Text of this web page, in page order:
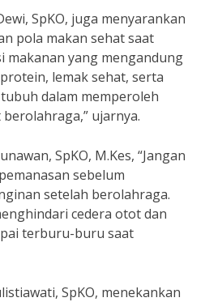
SpKO, juga menyarankan
pola makan sehat saat
makanan yang mengandung
lemak sehat, serta
dalam memperoleh
ujarnya.
SpKO, M.Kes, “Jangan
sebelum
setelah berolahraga.
cedera otot dan
terburu-buru saat
SpKO, menekankan